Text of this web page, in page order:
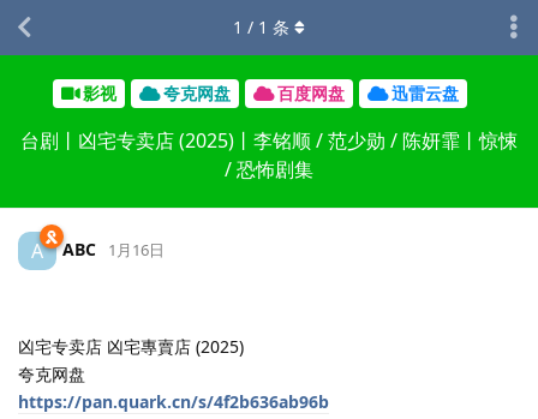
影视 夸克网盘 百度网盘 迅雷云盘
台剧丨凶宅专卖店 (2025)丨李铭顺 / 范少勋 / 陈妍霏丨惊悚
/ 恐怖剧集
1 / 1 条
A ABC 1月16日
凶宅专卖店 凶宅專賣店 (2025)
夸克网盘
https://pan.quark.cn/s/4f2b636ab96b